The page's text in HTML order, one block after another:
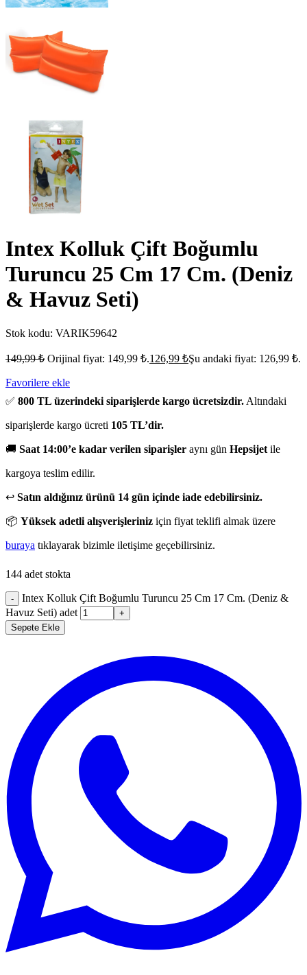
Intex Kolluk Çift Boğumlu
Turuncu 25 Cm 17 Cm. (Deniz
& Havuz Seti)
Stok kodu: VARIK59642
149,99₺ Orijinal fiyat: 149,99 ₺.126,99 ₺Şu andaki fiyat: 126,99 ₺.
Favorilere ekle
✅ 800 TL üzerindeki siparişlerde kargo ücretsizdir. Altındaki
siparişlerde kargo ücreti 105 TL’dir.
🚚 Saat 14:00’e kadar verilen siparişler aynı gün Hepsijet ile
kargoya teslim edilir.
↩️ Satın aldığınız ürünü 14 gün içinde iade edebilirsiniz.
📦 Yüksek adetli alışverişleriniz için fiyat teklifi almak üzere
buraya tıklayarak bizimle iletişime geçebilirsiniz.
144 adet stokta
-
Intex Kolluk Çift Boğumlu Turuncu 25 Cm 17 Cm. (Deniz &
Havuz Seti) adet
+
Sepete Ekle